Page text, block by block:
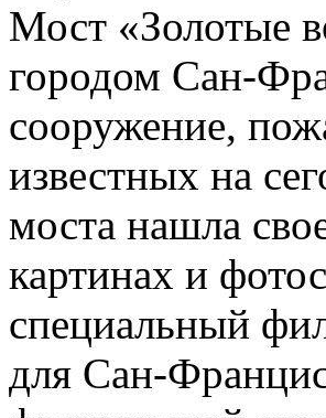
Мост «Золотые
городом Сан-
сооружение,
известных на
моста нашла
картинах и
специальный
для Сан-